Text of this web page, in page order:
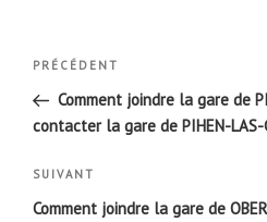
Navigation
l’article
Article
précédent
PRÉCÉDENT
Comment joindre la gare de
contacter la gare de PIHEN-LAS-
Article
suivant
SUIVANT
Comment joindre la gare de